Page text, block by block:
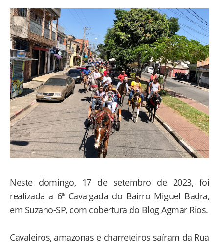
Neste domingo, 17 de setembro de 2023, foi
realizada a 6ª Cavalgada do Bairro Miguel Badra,
em Suzano-SP, com cobertura do Blog Agmar Rios.
Cavaleiros, amazonas e charreteiros saíram da Rua